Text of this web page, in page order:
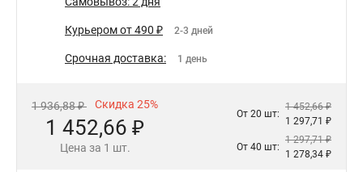
Курьером от 490 ₽ 2-3 дней
Срочная доставка: 1 день
1 936,88 ₽ Скидка 25%
1 452,66 ₽
Цена за 1 шт.
От 20 шт:
1 452,66 ₽
1 297,71 ₽
От 40 шт:
1 297,71 ₽
1 278,34 ₽